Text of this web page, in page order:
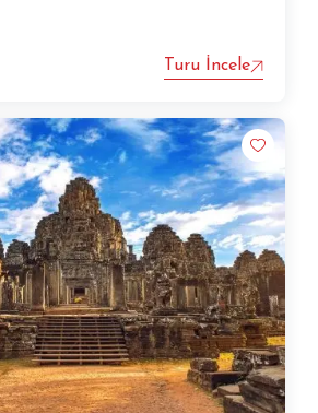
Turu İncele